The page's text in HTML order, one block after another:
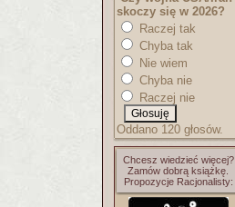
skoczy się w 2026?
Raczej tak
Chyba tak
Nie wiem
Chyba nie
Raczej nie
Oddano 120 głosów.
Chcesz wiedzieć więcej?
Zamów dobrą książkę.
Propozycje Racjonalisty: